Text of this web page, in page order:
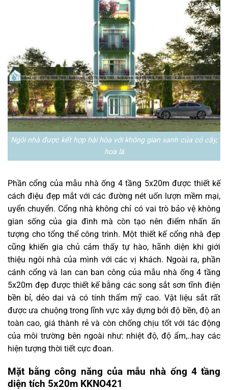
Ngôi nhà được kết hợp hài hòa với không gian xanh của cỏ cây,
hoa lá
Phần cổng của mẫu nhà ống 4 tầng 5x20m được thiết kế
cách điệu đẹp mắt với các đường nét uốn lượn mềm mại,
uyển chuyển. Cổng nhà không chỉ có vai trò bảo vệ không
gian sống của gia đình mà còn tạo nên điểm nhấn ấn
tượng cho tổng thể công trình. Một thiết kế cổng nhà đẹp
cũng khiến gia chủ cảm thấy tự hào, hãnh diện khi giới
thiệu ngôi nhà của mình với các vị khách. Ngoài ra, phần
cánh cổng và lan can ban công của mẫu nhà ống 4 tầng
5x20m đẹp được thiết kế bằng các song sắt sơn tĩnh điện
bền bỉ, dẻo dai và có tính thẩm mỹ cao. Vật liệu sắt rất
được ưa chuộng trong lĩnh vực xây dựng bởi độ bền, độ an
toàn cao, giá thành rẻ và còn chống chịu tốt với tác động
của môi trường bên ngoài như: nhiệt độ, độ ẩm,..hay các
hiện tượng thời tiết cực đoan.
Mặt bằng công năng của mẫu nhà ống 4 tầng
diện tích 5x20m KKNO421